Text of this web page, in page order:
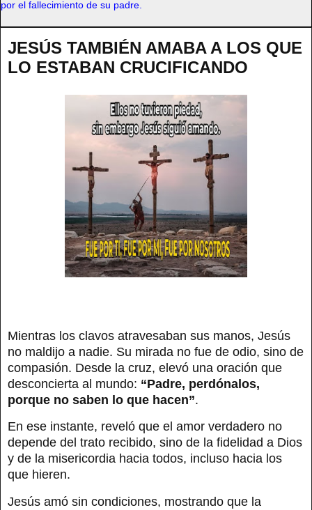
por el fallecimiento de su padre.
JESÚS TAMBIÉN AMABA A LOS QUE
LO ESTABAN CRUCIFICANDO
Mientras los clavos atravesaban sus manos, Jesús
no maldijo a nadie. Su mirada no fue de odio, sino de
compasión. Desde la cruz, elevó una oración que
desconcierta al mundo: “Padre, perdónalos,
porque no saben lo que hacen”.
En ese instante, reveló que el amor verdadero no
depende del trato recibido, sino de la fidelidad a Dios
y de la misericordia hacia todos, incluso hacia los
que hieren.
Jesús amó sin condiciones, mostrando que la